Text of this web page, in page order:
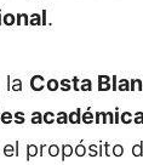
.
la Costa
propósito